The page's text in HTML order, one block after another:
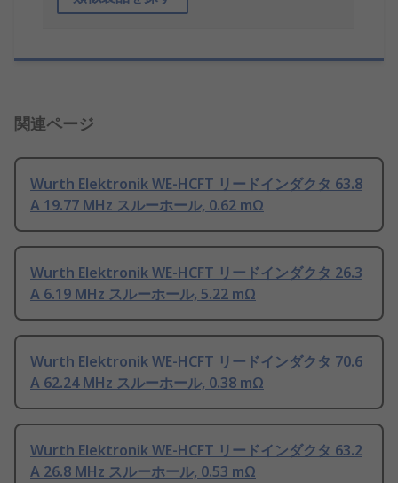
関連ページ
Wurth Elektronik WE-HCFT リードインダクタ 63.8
A 19.77 MHz スルーホール, 0.62 mΩ
Wurth Elektronik WE-HCFT リードインダクタ 26.3
A 6.19 MHz スルーホール, 5.22 mΩ
Wurth Elektronik WE-HCFT リードインダクタ 70.6
A 62.24 MHz スルーホール, 0.38 mΩ
Wurth Elektronik WE-HCFT リードインダクタ 63.2
A 26.8 MHz スルーホール, 0.53 mΩ